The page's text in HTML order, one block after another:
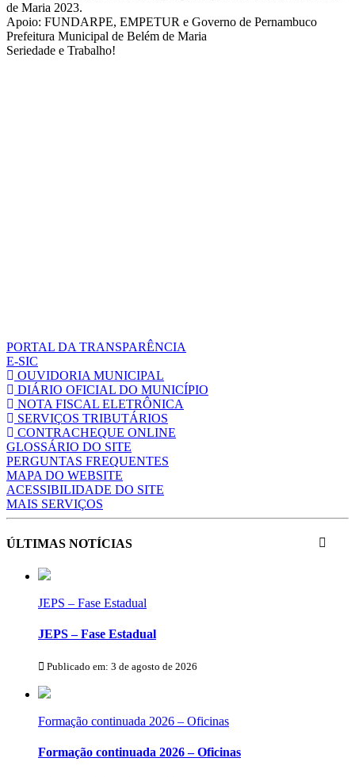
de Maria 2023.
Apoio: FUNDARPE, EMPETUR e Governo de Pernambuco
Prefeitura Municipal de Belém de Maria
Seriedade e Trabalho!
PORTAL DA TRANSPARÊNCIA
E-SIC
OUVIDORIA MUNICIPAL
DIÁRIO OFICIAL DO MUNICÍPIO
NOTA FISCAL ELETRÔNICA
SERVIÇOS TRIBUTÁRIOS
CONTRACHEQUE ONLINE
GLOSSÁRIO DO SITE
PERGUNTAS FREQUENTES
MAPA DO WEBSITE
ACESSIBILIDADE DO SITE
MAIS SERVIÇOS
ÚLTIMAS NOTÍCIAS
JEPS – Fase Estadual
JEPS – Fase Estadual
Publicado em: 3 de agosto de 2026
Formação continuada 2026 – Oficinas
Formação continuada 2026 – Oficinas